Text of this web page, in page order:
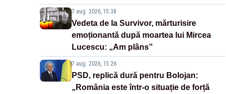
7 aug. 2026, 15:38
Vedeta de la Survivor, mărturisire
emoționantă după moartea lui Mircea
Lucescu: „Am plâns”
7 aug. 2026, 15:26
PSD, replică dură pentru Bolojan:
„România este într-o situație de forță